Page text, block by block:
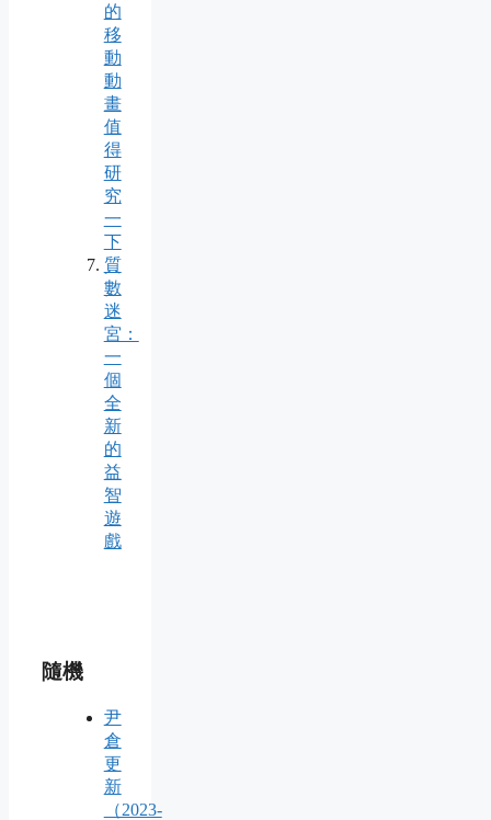
的
移
動
動
畫
值
得
研
究
一
下
質
數
迷
宮：
一
個
全
新
的
益
智
遊
戲
隨機
尹
倉
更
新
（2023-